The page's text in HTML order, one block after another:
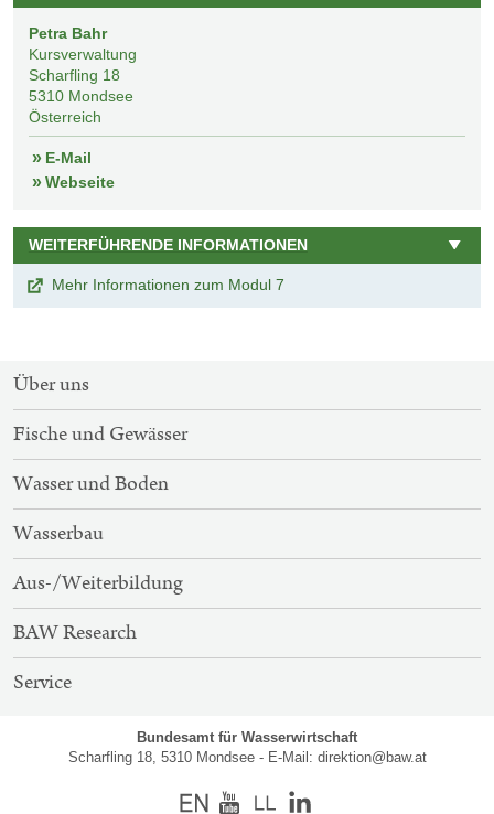
Petra Bahr
Kursverwaltung
Scharfling 18
5310 Mondsee
Österreich
E-Mail
Webseite
WEITERFÜHRENDE INFORMATIONEN
Mehr Informationen zum Modul 7
SITEMAP-
NAVIGATION
Über uns
Fische und Gewässer
Wasser und Boden
Wasserbau
Aus-/Weiterbildung
BAW Research
Service
Bundesamt für Wasserwirtschaft
Scharfling 18, 5310 Mondsee - E-Mail: direktion@baw.at
EnglischYoutube